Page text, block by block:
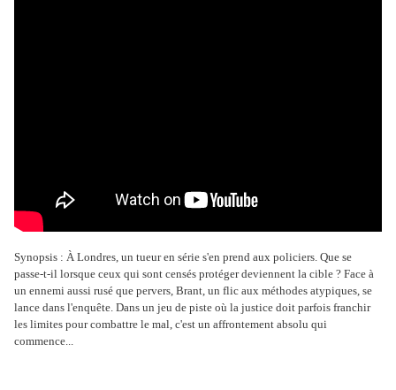
Synopsis : À Londres, un tueur en série s'en prend aux policiers. Que se
passe-t-il lorsque ceux qui sont censés protéger deviennent la cible ? Face à
un ennemi aussi rusé que pervers, Brant, un flic aux méthodes atypiques, se
lance dans l'enquête. Dans un jeu de piste où la justice doit parfois franchir
les limites pour combattre le mal, c'est un affrontement absolu qui
commence...